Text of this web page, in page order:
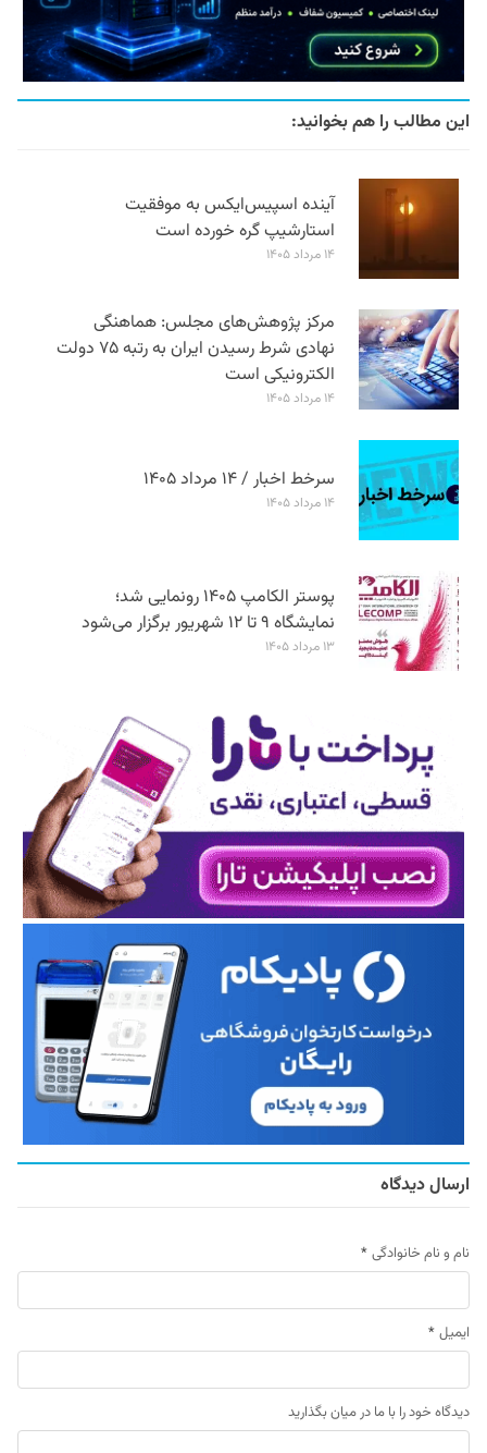
این مطالب را هم بخوانید:
آینده اسپیس‌ایکس به موفقیت
استارشیپ گره خورده است
۱۴ مرداد ۱۴۰۵
مرکز پژوهش‌های مجلس: هماهنگی
نهادی شرط رسیدن ایران به رتبه ۷۵ دولت
الکترونیکی است
۱۴ مرداد ۱۴۰۵
سرخط اخبار / ۱۴ مرداد ۱۴۰۵
۱۴ مرداد ۱۴۰۵
پوستر الکامپ ۱۴۰۵ رونمایی شد؛
نمایشگاه ۹ تا ۱۲ شهریور برگزار می‌شود
۱۳ مرداد ۱۴۰۵
ارسال دیدگاه
نام و نام خانوادگی *
ایمیل *
دیدگاه خود را با ما در میان بگذارید